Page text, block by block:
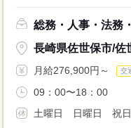
総務・人事・法務
長崎県佐世保市/佐
月給276,900円～ 交
09：00〜18：00
土曜日 日曜日 祝